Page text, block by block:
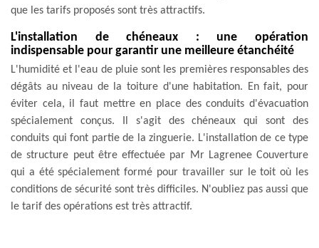
que les tarifs proposés sont très attractifs.
L'installation de chéneaux : une opération
indispensable pour garantir une meilleure étanchéité
L'humidité et l'eau de pluie sont les premières responsables des
dégâts au niveau de la toiture d'une habitation. En fait, pour
éviter cela, il faut mettre en place des conduits d'évacuation
spécialement conçus. Il s'agit des chéneaux qui sont des
conduits qui font partie de la zinguerie. L'installation de ce type
de structure peut être effectuée par Mr Lagrenee Couverture
qui a été spécialement formé pour travailler sur le toit où les
conditions de sécurité sont très difficiles. N'oubliez pas aussi que
le tarif des opérations est très attractif.